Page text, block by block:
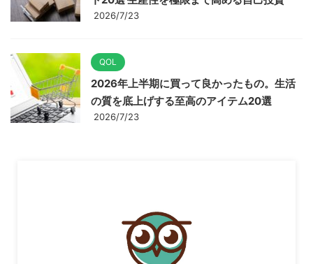
2026/7/23
QOL
2026年上半期に買って良かったもの。生活
の質を底上げする至高のアイテム20選
2026/7/23